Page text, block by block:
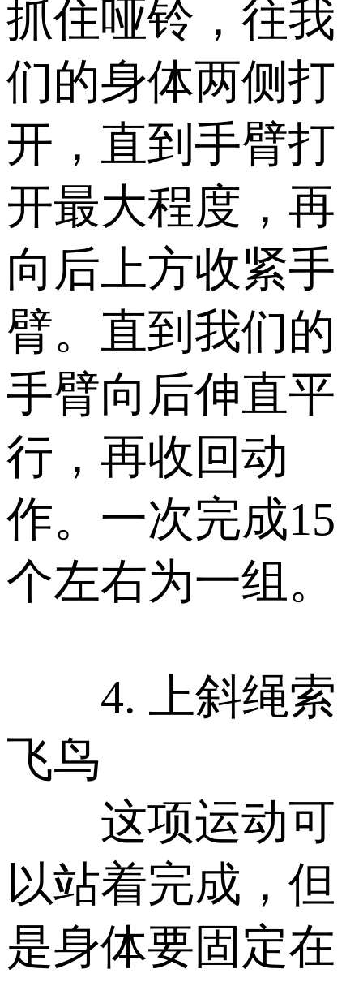
抓住哑铃，往我
们的身体两侧打
开，直到手臂打
开最大程度，再
向后上方收紧手
臂。直到我们的
手臂向后伸直平
行，再收回动
作。一次完成15
个左右为一组。
4. 上斜绳索
飞鸟
这项运动可
以站着完成，但
是身体要固定在